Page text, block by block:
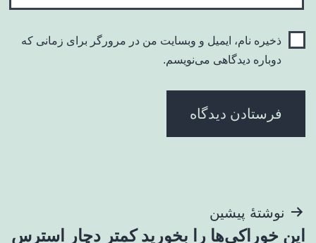
ذخیره نام، ایمیل و وبسایت من در مرورگر برای زمانی که
دوباره دیدگاهی می‌نویسم.
راهبری
نوشتهٔ پیشین
این خوراکی‌ها را بخورید کمتر دچار استرس